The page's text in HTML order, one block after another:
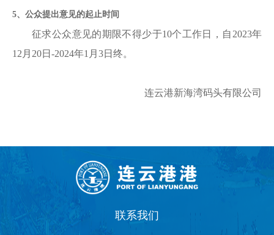
5、公众提出意见的起止时间
征求公众意见的期限不得少于10个工作日，自 2023年
1 2 月 20日 -2024年1 月 3日终。
连云港新海湾码头有限公司
联系我们